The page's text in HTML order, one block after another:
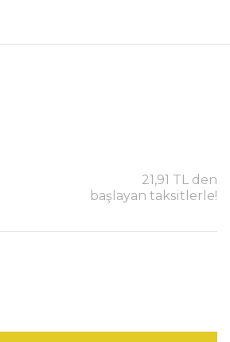
21,91 TL den
başlayan taksitlerle!